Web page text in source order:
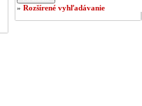
» Rozšírené vyhľadávanie